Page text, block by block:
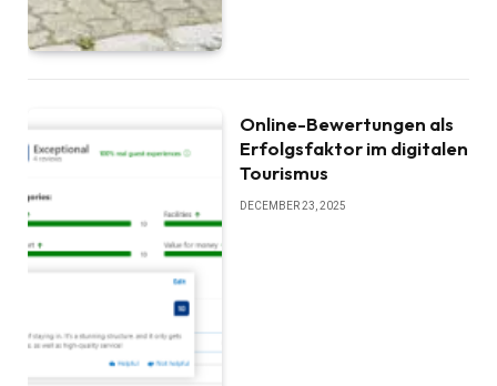
Online-Bewertungen als
Erfolgsfaktor im digitalen
Tourismus
DECEMBER 23, 2025